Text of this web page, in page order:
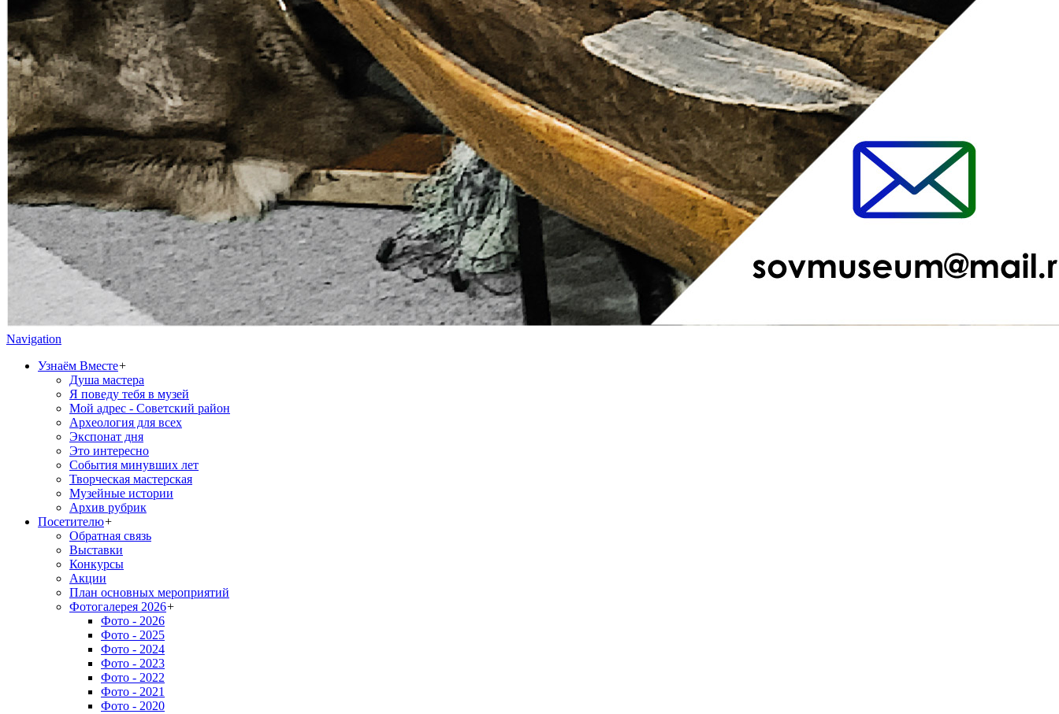
Navigation
Узнаём Вместе+
Душа мастера
Я поведу тебя в музей
Мой адрес - Советский район
Археология для всех
Экспонат дня
Это интересно
События минувших лет
Творческая мастерская
Музейные истории
Архив рубрик
Посетителю+
Обратная связь
Выставки
Конкурсы
Акции
План основных мероприятий
Фотогалерея 2026+
Фото - 2026
Фото - 2025
Фото - 2024
Фото - 2023
Фото - 2022
Фото - 2021
Фото - 2020